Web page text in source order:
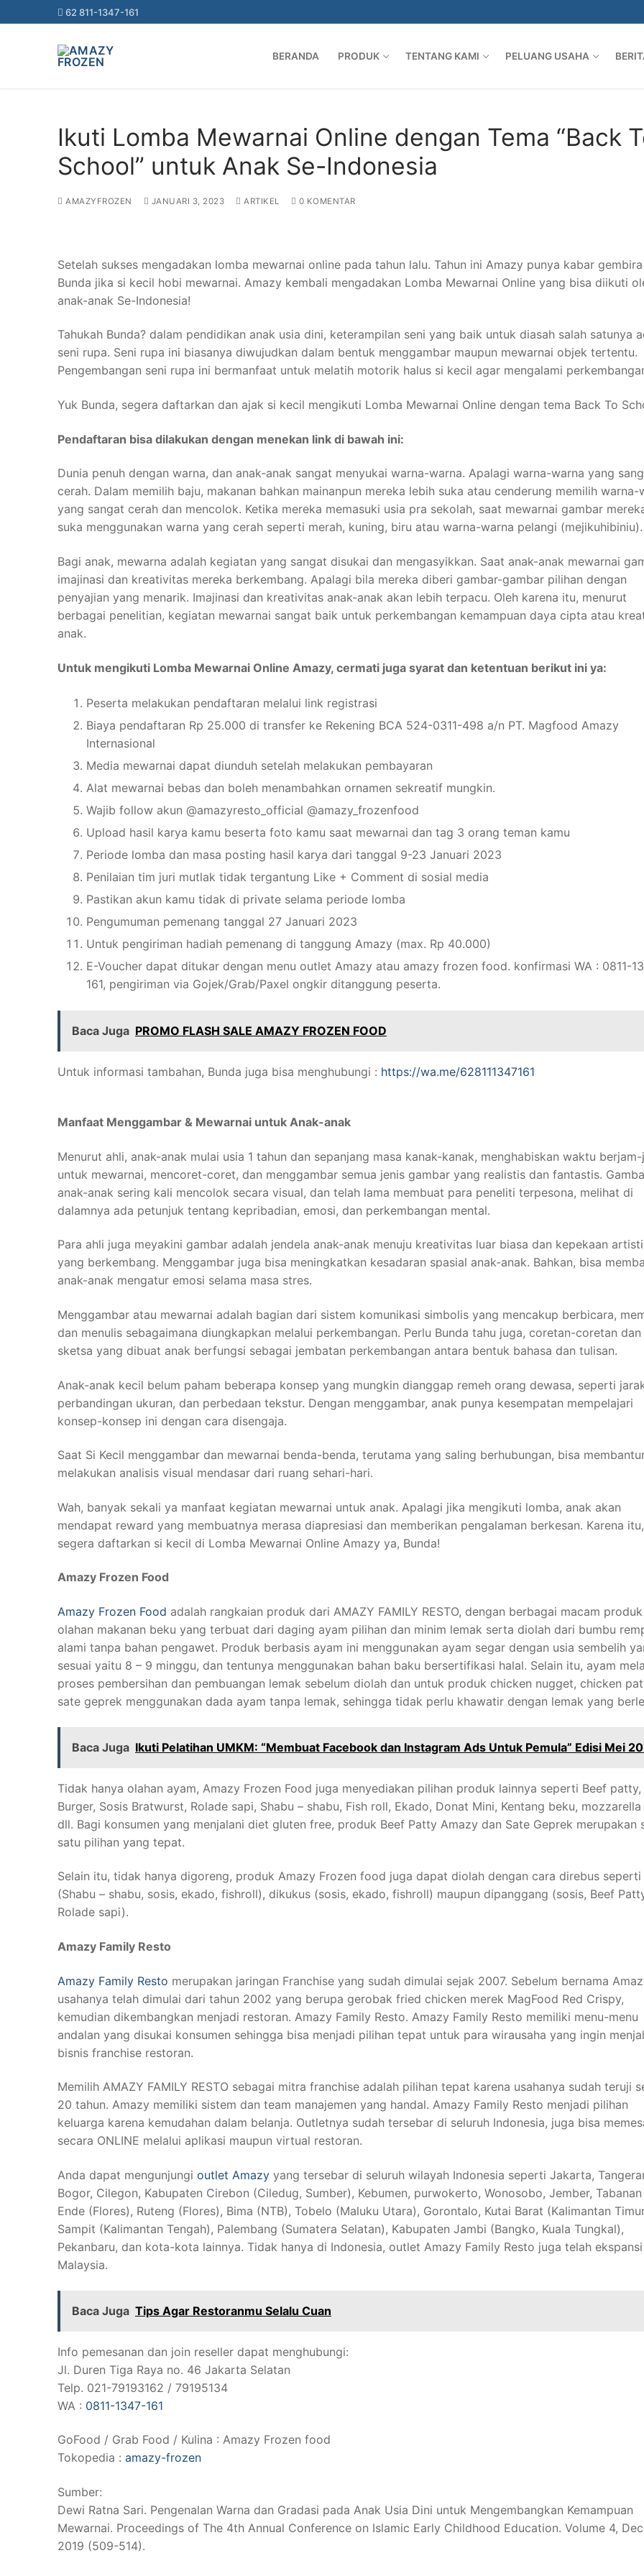
62 811-1347-161
BERANDA PRODUK TENTANG KAMI PELUANG USAHA
HOME IKUTI LOMBA MEWARNAI ONLINE DENGAN TEMA “BACK TO SCHOOL” UNTUK ANAK SE-INDONESIA
Ikuti Lomba Mewarnai Online dengan Tema “Back
School” untuk Anak Se-Indonesia
AMAZYFROZEN JANUARI 3, 2023 ARTIKEL 0 KOMENTAR
Setelah sukses mengadakan lomba mewarnai online pada tahun lalu. Tahun ini Amazy punya kabar
Bunda jika si kecil hobi mewarnai. Amazy kembali mengadakan Lomba Mewarnai Online yang bisa diikuti
anak-anak Se-Indonesia!
Tahukah Bunda? dalam pendidikan anak usia dini, keterampilan seni yang baik untuk diasah salah satunya
seni rupa. Seni rupa ini biasanya diwujudkan dalam bentuk menggambar maupun mewarnai objek tertentu.
Pengembangan seni rupa ini bermanfaat untuk melatih motorik halus si kecil agar mengalami
Yuk Bunda, segera daftarkan dan ajak si kecil mengikuti Lomba Mewarnai Online dengan tema Back To
Pendaftaran bisa dilakukan dengan menekan link di bawah ini:
Dunia penuh dengan warna, dan anak-anak sangat menyukai warna-warna. Apalagi warna-warna yang
cerah. Dalam memilih baju, makanan bahkan mainanpun mereka lebih suka atau cenderung memilih warna-
yang sangat cerah dan mencolok. Ketika mereka memasuki usia pra sekolah, saat mewarnai gambar
suka menggunakan warna yang cerah seperti merah, kuning, biru atau warna-warna pelangi (mejikuhibiniu).
Bagi anak, mewarna adalah kegiatan yang sangat disukai dan mengasyikkan. Saat anak-anak mewarnai
imajinasi dan kreativitas mereka berkembang. Apalagi bila mereka diberi gambar-gambar pilihan dengan
penyajian yang menarik. Imajinasi dan kreativitas anak-anak akan lebih terpacu. Oleh karena itu, menurut
berbagai penelitian, kegiatan mewarnai sangat baik untuk perkembangan kemampuan daya cipta atau
anak.
Untuk mengikuti Lomba Mewarnai Online Amazy, cermati juga syarat dan ketentuan berikut ini ya:
Peserta melakukan pendaftaran melalui link registrasi
Biaya pendaftaran Rp 25.000 di transfer ke Rekening BCA 524-0311-498 a/n PT. Magfood Amazy
Internasional
Media mewarnai dapat diunduh setelah melakukan pembayaran
Alat mewarnai bebas dan boleh menambahkan ornamen sekreatif mungkin.
Wajib follow akun @amazyresto_official @amazy_frozenfood
Upload hasil karya kamu beserta foto kamu saat mewarnai dan tag 3 orang teman kamu
Periode lomba dan masa posting hasil karya dari tanggal 9-23 Januari 2023
Penilaian tim juri mutlak tidak tergantung Like + Comment di sosial media
Pastikan akun kamu tidak di private selama periode lomba
Pengumuman pemenang tanggal 27 Januari 2023
Untuk pengiriman hadiah pemenang di tanggung Amazy (max. Rp 40.000)
E-Voucher dapat ditukar dengan menu outlet Amazy atau amazy frozen food. konfirmasi WA : 0811-
161, pengiriman via Gojek/Grab/Paxel ongkir ditanggung peserta.
Baca Juga PROMO FLASH SALE AMAZY FROZEN FOOD
Untuk informasi tambahan, Bunda juga bisa menghubungi : https://wa.me/628111347161
Manfaat Menggambar & Mewarnai untuk Anak-anak
Menurut ahli, anak-anak mulai usia 1 tahun dan sepanjang masa kanak-kanak, menghabiskan waktu berjam-
untuk mewarnai, mencoret-coret, dan menggambar semua jenis gambar yang realistis dan fantastis.
anak-anak sering kali mencolok secara visual, dan telah lama membuat para peneliti terpesona, melihat di
dalamnya ada petunjuk tentang kepribadian, emosi, dan perkembangan mental.
Para ahli juga meyakini gambar adalah jendela anak-anak menuju kreativitas luar biasa dan kepekaan
yang berkembang. Menggambar juga bisa meningkatkan kesadaran spasial anak-anak. Bahkan, bisa
anak-anak mengatur emosi selama masa stres.
Menggambar atau mewarnai adalah bagian dari sistem komunikasi simbolis yang mencakup berbicara,
dan menulis sebagaimana diungkapkan melalui perkembangan. Perlu Bunda tahu juga, coretan-coretan dan
sketsa yang dibuat anak berfungsi sebagai jembatan perkembangan antara bentuk bahasa dan tulisan.
Anak-anak kecil belum paham beberapa konsep yang mungkin dianggap remeh orang dewasa, seperti
perbandingan ukuran, dan perbedaan tekstur. Dengan menggambar, anak punya kesempatan mempelajari
konsep-konsep ini dengan cara disengaja.
Saat Si Kecil menggambar dan mewarnai benda-benda, terutama yang saling berhubungan, bisa
melakukan analisis visual mendasar dari ruang sehari-hari.
Wah, banyak sekali ya manfaat kegiatan mewarnai untuk anak. Apalagi jika mengikuti lomba, anak akan
mendapat reward yang membuatnya merasa diapresiasi dan memberikan pengalaman berkesan. Karena itu,
segera daftarkan si kecil di Lomba Mewarnai Online Amazy ya, Bunda!
Amazy Frozen Food
Amazy Frozen Food adalah rangkaian produk dari AMAZY FAMILY RESTO, dengan berbagai macam produk
olahan makanan beku yang terbuat dari daging ayam pilihan dan minim lemak serta diolah dari bumbu
alami tanpa bahan pengawet. Produk berbasis ayam ini menggunakan ayam segar dengan usia sembelih
sesuai yaitu 8 – 9 minggu, dan tentunya menggunakan bahan baku bersertifikasi halal. Selain itu, ayam
proses pembersihan dan pembuangan lemak sebelum diolah dan untuk produk chicken nugget, chicken
sate geprek menggunakan dada ayam tanpa lemak, sehingga tidak perlu khawatir dengan lemak yang
Baca Juga Ikuti Pelatihan UMKM: “Membuat Facebook dan Instagram Ads Untuk Pemula” Edisi Mei
Tidak hanya olahan ayam, Amazy Frozen Food juga menyediakan pilihan produk lainnya seperti Beef patty,
Burger, Sosis Bratwurst, Rolade sapi, Shabu – shabu, Fish roll, Ekado, Donat Mini, Kentang beku,
dll. Bagi konsumen yang menjalani diet gluten free, produk Beef Patty Amazy dan Sate Geprek merupakan
satu pilihan yang tepat.
Selain itu, tidak hanya digoreng, produk Amazy Frozen food juga dapat diolah dengan cara direbus seperti
(Shabu – shabu, sosis, ekado, fishroll), dikukus (sosis, ekado, fishroll) maupun dipanggang (sosis, Beef
Rolade sapi).
Amazy Family Resto
Amazy Family Resto merupakan jaringan Franchise yang sudah dimulai sejak 2007. Sebelum bernama
usahanya telah dimulai dari tahun 2002 yang berupa gerobak fried chicken merek MagFood Red Crispy,
kemudian dikembangkan menjadi restoran. Amazy Family Resto. Amazy Family Resto memiliki menu-menu
andalan yang disukai konsumen sehingga bisa menjadi pilihan tepat untuk para wirausaha yang ingin
bisnis franchise restoran.
Memilih AMAZY FAMILY RESTO sebagai mitra franchise adalah pilihan tepat karena usahanya sudah teruji
20 tahun. Amazy memiliki sistem dan team manajemen yang handal. Amazy Family Resto menjadi pilihan
keluarga karena kemudahan dalam belanja. Outletnya sudah tersebar di seluruh Indonesia, juga bisa
secara ONLINE melalui aplikasi maupun virtual restoran.
Anda dapat mengunjungi outlet Amazy yang tersebar di seluruh wilayah Indonesia seperti Jakarta,
Bogor, Cilegon, Kabupaten Cirebon (Ciledug, Sumber), Kebumen, purwokerto, Wonosobo, Jember,
Ende (Flores), Ruteng (Flores), Bima (NTB), Tobelo (Maluku Utara), Gorontalo, Kutai Barat (Kalimantan
Sampit (Kalimantan Tengah), Palembang (Sumatera Selatan), Kabupaten Jambi (Bangko, Kuala Tungkal),
Pekanbaru, dan kota-kota lainnya. Tidak hanya di Indonesia, outlet Amazy Family Resto juga telah
Malaysia.
Baca Juga Tips Agar Restoranmu Selalu Cuan
Info pemesanan dan join reseller dapat menghubungi:
Jl. Duren Tiga Raya no. 46 Jakarta Selatan
Telp. 021-79193162 / 79195134
WA : 0811-1347-161
GoFood / Grab Food / Kulina : Amazy Frozen food
Tokopedia : amazy-frozen
Sumber:
Dewi Ratna Sari. Pengenalan Warna dan Gradasi pada Anak Usia Dini untuk Mengembangkan Kemampuan
Mewarnai. Proceedings of The 4th Annual Conference on Islamic Early Childhood Education. Volume 4,
2019 (509-514).